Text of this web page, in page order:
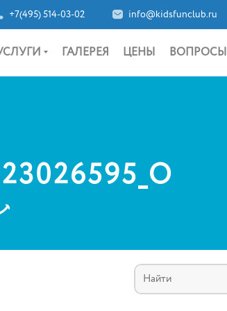
+7(495) 514-03-02 info@kidsfunclub.ru
ГАЛЕРЕЯ ЦЕНЫ ВОПРОСЫ